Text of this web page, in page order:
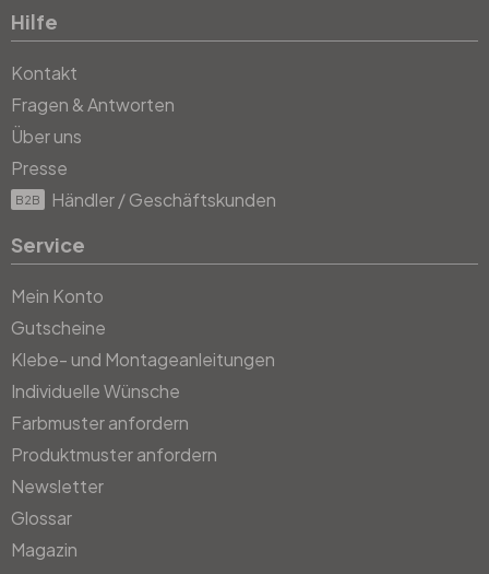
Hilfe
Kontakt
Fragen & Antworten
Über uns
Presse
B2B Händler / Geschäftskunden
Service
Mein Konto
Gutscheine
Klebe- und Montageanleitungen
Individuelle Wünsche
Farbmuster anfordern
Produktmuster anfordern
Newsletter
Glossar
Magazin